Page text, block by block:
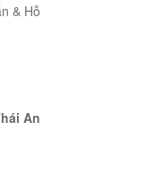
& Hỗ
An